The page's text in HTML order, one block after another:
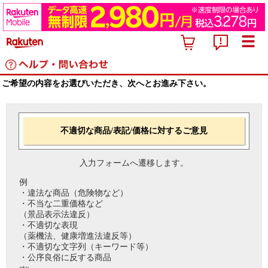
ご希望の内容をお選びいただき、次へとお進み下さい。
不適切な商品/表記/価格に対するご意見
入力フォームへ遷移します。
例
・違法な商品（危険物など）
・不当な二重価格など
（景品表示法違反）
・不適切な表現
（薬機法、健康増進法違反等）
・不適切な文字列（キーワード等）
・公序良俗に反する商品